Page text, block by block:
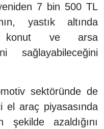
7 bin 500 TL
yastık altında
konut ve arsa
sağlayabileceğini
sektöründe de
el araç piyasasında
şekilde azaldığını